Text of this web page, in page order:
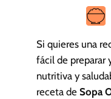
Si quieres una
fácil de preparar
nutritiva y
receta de Sopa